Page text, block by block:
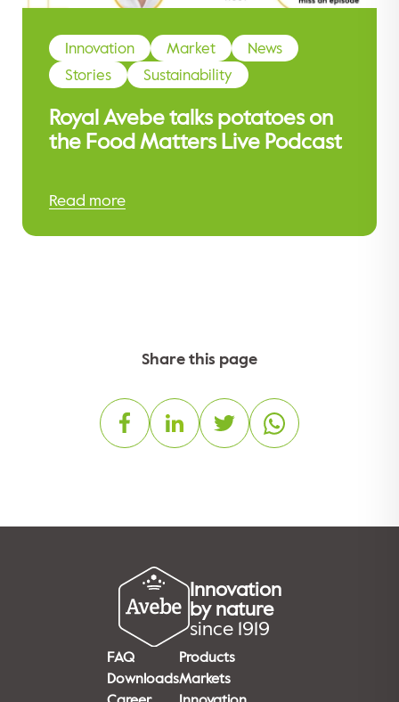
Innovation Market
News
Stories
Sustainability
Royal Avebe talks potatoes on
the Food Matters Live Podcast
Read more
Share this page
Innovation
by nature
since 1919
FAQ
Downloads
Products
Markets